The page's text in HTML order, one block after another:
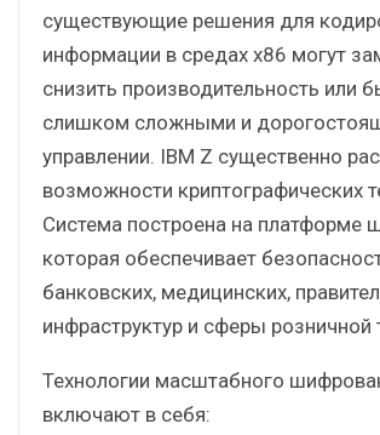
существующие решения для
информации в средах x86 могут
снизить производительность или
слишком сложными и
управлении. IBM Z существенно
возможности криптографических
Система построена на платформе
которая обеспечивает
банковских, медицинских,
инфраструктур и сферы розничной
Технологии масштабного
включают в себя: